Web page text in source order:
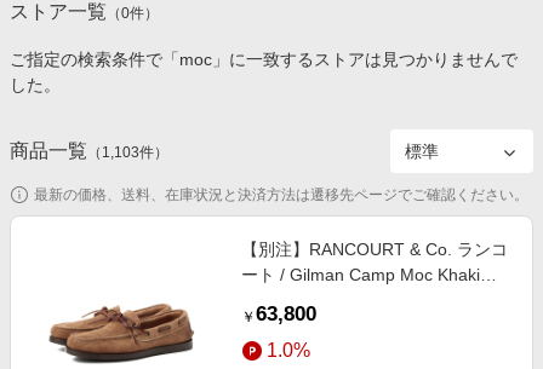
カテゴリー一覧
百貨店・総合ECモール
食品・スイーツ・お酒
コスメ・健康・医薬品
家電・PC・スマホ・カメラ
エンタメ
イベント一覧
初回購入者限定特典
対象ストア新規限定特典
楽天ペイ導入ストア
楽天サービス特集
ストア一覧 （0件）
ご指定の検索条件で「moc」に一致するストアは見つかりませんで
した。
商品一覧 （ 1,103件）
最新の価格、送料、在庫状況と決済方法は遷移先ページでご確認ください。
【別注】RANCOURT & Co. ランコ
ート / Gilman Camp Moc Khaki
￥ 63,800
1.0%